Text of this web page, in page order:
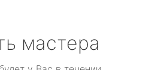
мастера